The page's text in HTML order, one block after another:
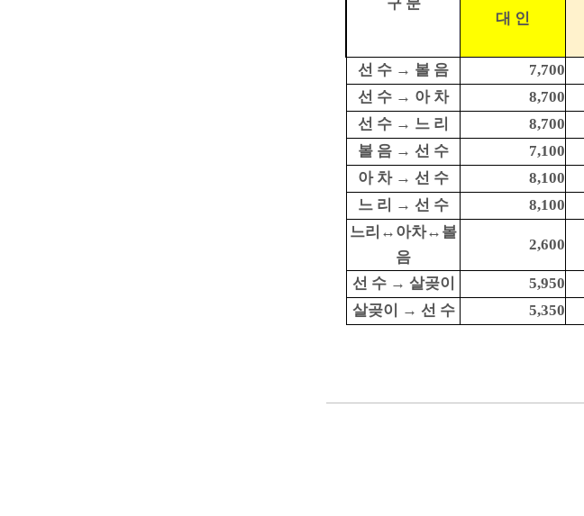
대 인
선 수 → 볼 음
7,700
선 수 → 아 차
8,700
선 수 → 느 리
8,700
볼 음 → 선 수
7,100
아 차 → 선 수
8,100
느 리 → 선 수
8,100
느리↔아차↔볼
음
2,600
선 수 → 살곶이 5,950
살곶이 → 선 수
5,350